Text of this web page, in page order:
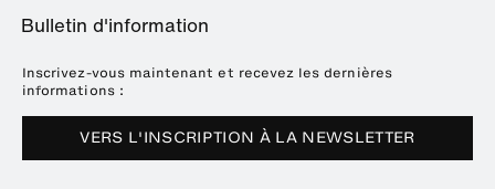
Expositions
Brochures et catalogues
Downloads
Références
Presse
Dates des salons
Durabilité
Bulletin d'information
Inscrivez-vous maintenant et recevez les dernières
informations :
VERS L'INSCRIPTION À LA NEWSLETTER